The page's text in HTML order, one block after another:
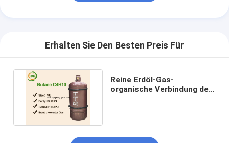
Erhalten Sie Den Besten Preis Für
Reine Erdöl-Gas-
organische Verbindung des